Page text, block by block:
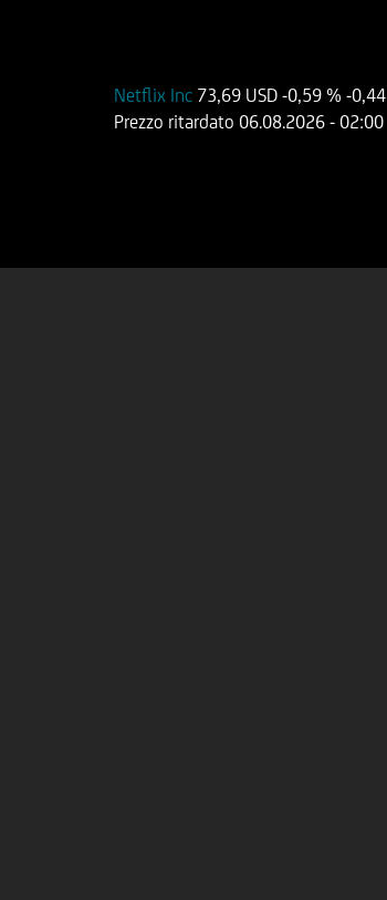
Netflix Inc 73,69 USD -0,59 %-0,44
Prezzo ritardato 06.08.2026 - 02:00